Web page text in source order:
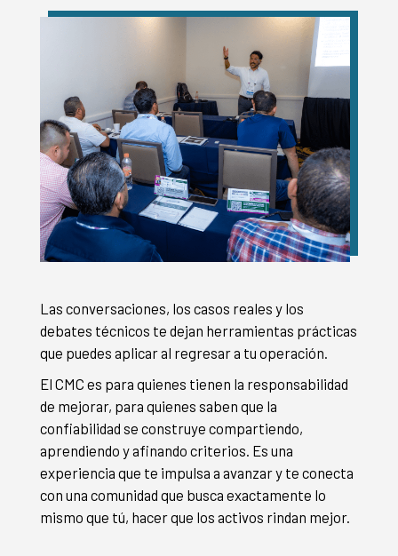
Las conversaciones, los casos reales y los
debates técnicos te dejan herramientas prácticas
que puedes aplicar al regresar a tu operación.
El CMC es para quienes tienen la responsabilidad
de mejorar, para quienes saben que la
confiabilidad se construye compartiendo,
aprendiendo y afinando criterios. Es una
experiencia que te impulsa a avanzar y te conecta
con una comunidad que busca exactamente lo
mismo que tú, hacer que los activos rindan mejor.